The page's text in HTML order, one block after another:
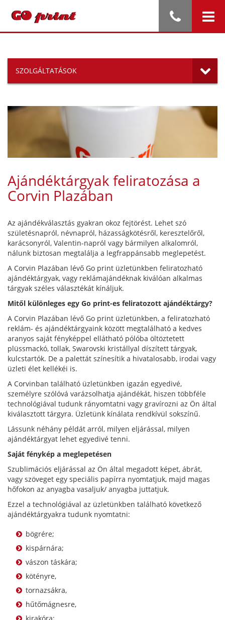
SZOLGÁLTATÁSOK
Ajándéktárgyak feliratozása a
Corvin Plazában
Az ajándékválasztás gyakran okoz fejtörést. Lehet szó
születésnapról, névnapról, házasságkötésről, keresztelőről,
karácsonyról, Valentin-napról vagy bármilyen alkalomról,
nálunk biztosan megtalálja a legfrappánsabb meglepetést.
A Corvin Plazában lévő Go print üzletünkben feliratozható
ajándéktárgyak, vagy reklámajándéknak kiválóan alkalmas
tárgyak széles választékát kínáljuk.
Mitől különleges egy Go print-es feliratozott ajándéktárgy?
A Corvin Plazában lévő Go print üzletünkben, a feliratozható
reklám- és ajándéktárgyaink között megtalálható a kedves
aranyos saját fényképpel ellátható pólóba öltöztetett
plüssmackó, tollak, Swarovski kristállyal díszített tárgyak,
kulcstartók. De a palettát színesítik a hivatalosabb, irodai vagy
üzleti élet kellékéi is.
A Corvinban található üzletünkben igazán egyedivé,
személyre szólóvá varázsolhatja ajándékát, hiszen többféle
technológiával tudunk rányomtatni vagy gravírozni az Ön által
kiválasztott tárgyra. Üzletünk kínálata rendkívül sokszínű.
Lássunk néhány példát arról, milyen eljárással, milyen
ajándéktárgyat lehet egyedivé tenni.
Saját fénykép a meglepetésen
Szublimációs eljárással az Ön által megadott képet, ábrát,
vagy szöveget egy speciális papírra nyomtatjuk, majd magas
hőfokon az anyagba vasaljuk/ anyagba juttatjuk.
Ezzel a technológiával az üzletünkben található következő
ajándéktárgyakra tudunk nyomtatni:
bögrére;
kispárnára;
vászon táskára;
kötényre,
tornazsákra,
hűtőmágnesre,